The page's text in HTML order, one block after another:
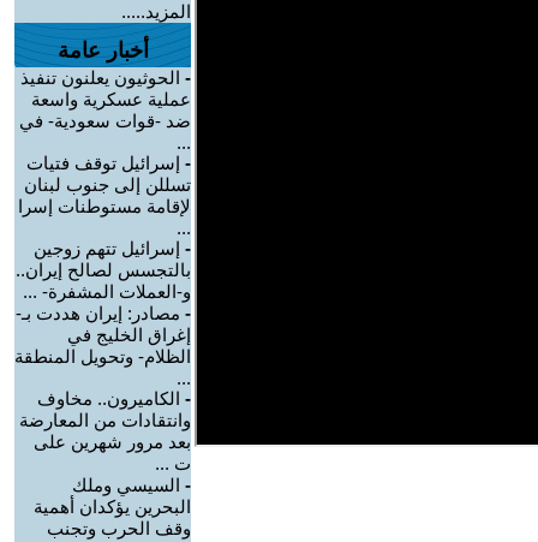
المزيد.....
أخبار عامة
- الحوثيون يعلنون تنفيذ
عملية عسكرية واسعة
ضد -قوات سعودية- في
...
- إسرائيل توقف فتيات
تسللن إلى جنوب لبنان
لإقامة مستوطنات إسرا
...
- إسرائيل تتهم زوجين
بالتجسس لصالح إيران..
و-العملات المشفرة- ...
- مصادر: إيران هددت بـ-
إغراق الخليج في
الظلام- وتحويل المنطقة
...
- الكاميرون.. مخاوف
وانتقادات من المعارضة
بعد مرور شهرين على
ت ...
- السيسي وملك
البحرين يؤكدان أهمية
وقف الحرب وتجنب